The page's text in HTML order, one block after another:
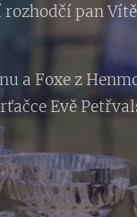
rozhodčí pan
a Foxe z
Evě